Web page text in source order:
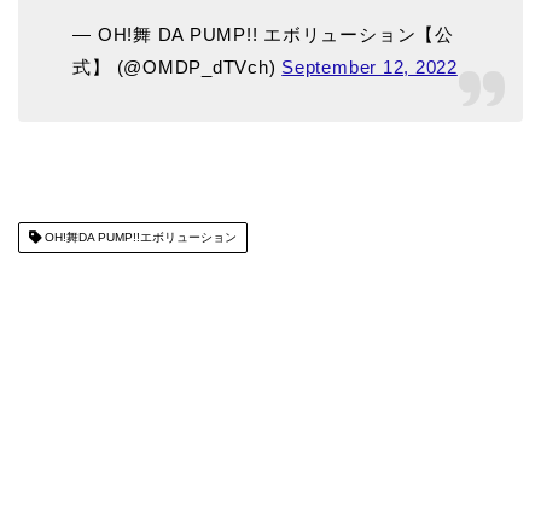
— OH!舞 DA PUMP!! エボリューション【公
式】 (@OMDP_dTVch) September 12, 2022
OH!舞DA PUMP!!エボリューション